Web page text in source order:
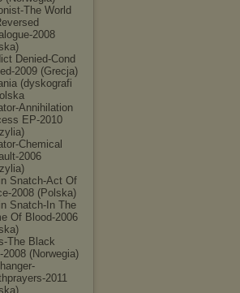
The World
2008
Denied-Cond
2009 (Grecja)
(dyskografi
Annihilation
EP-2010
Chemical
2006
Snatch-Act Of
2008 (Polska)
Snatch-In The
Of Blood-2006
The Black
2008 (Norwegia)
s-2011